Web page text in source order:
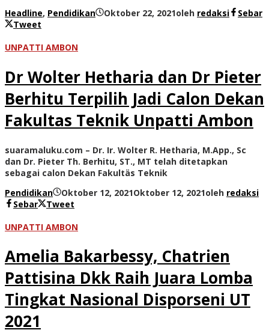
Headline, Pendidikan Oktober 22, 2021oleh redaksi
Sebar
Tweet
UNPATTI AMBON
Dr Wolter Hetharia dan Dr Pieter
Berhitu Terpilih Jadi Calon Dekan
Fakultas Teknik Unpatti Ambon
suaramaluku.com – Dr. Ir. Wolter R. Hetharia, M.App., Sc
dan Dr. Pieter Th. Berhitu, ST., MT telah ditetapkan
sebagai calon Dekan Fakultäs Teknik
Pendidikan
Oktober 12, 2021Oktober 12, 2021oleh redaksi
Sebar
Tweet
UNPATTI AMBON
Amelia Bakarbessy, Chatrien
Pattisina Dkk Raih Juara Lomba
Tingkat Nasional Disporseni UT
2021